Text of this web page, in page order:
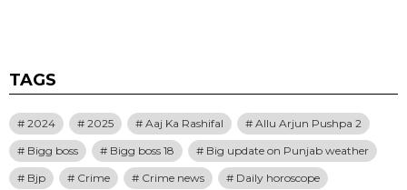
TAGS
2024 2025 Aaj Ka Rashifal
Allu Arjun Pushpa 2
Bigg boss
Bigg boss 18
Big update on Punjab weather
Bjp
Crime Crime news
Daily horoscope